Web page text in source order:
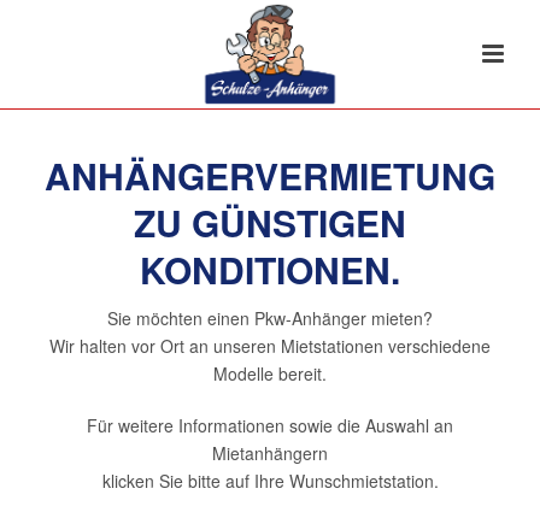
ANHÄNGERVERMIETUNG
ZU GÜNSTIGEN
KONDITIONEN.
Sie möchten einen Pkw-Anhänger mieten?
Wir halten vor Ort an unseren Mietstationen verschiedene
Modelle bereit.
Für weitere Informationen sowie die Auswahl an
Mietanhängern
klicken Sie bitte auf Ihre Wunschmietstation.